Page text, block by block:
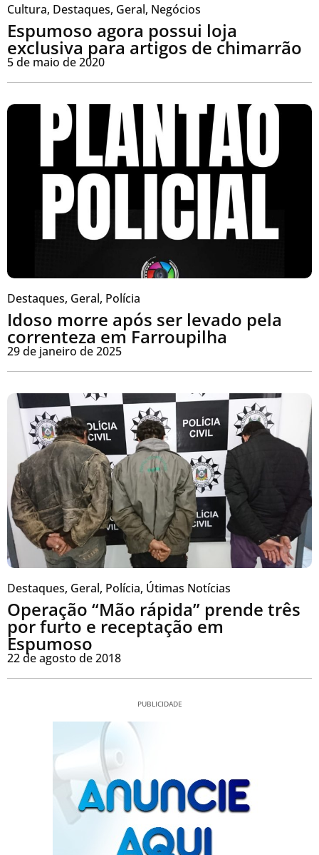
Cultura, Destaques, Geral, Negócios
Espumoso agora possui loja
exclusiva para artigos de chimarrão
5 de maio de 2020
Destaques, Geral, Polícia
Idoso morre após ser levado pela
correnteza em Farroupilha
29 de janeiro de 2025
Destaques, Geral, Polícia, Útimas Notícias
Operação “Mão rápida” prende três
por furto e receptação em
Espumoso
22 de agosto de 2018
PUBLICIDADE